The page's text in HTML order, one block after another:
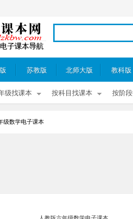
苏教版 北师大版 教科版
级找课本 按科目找课本 按阶
级数学电子课本